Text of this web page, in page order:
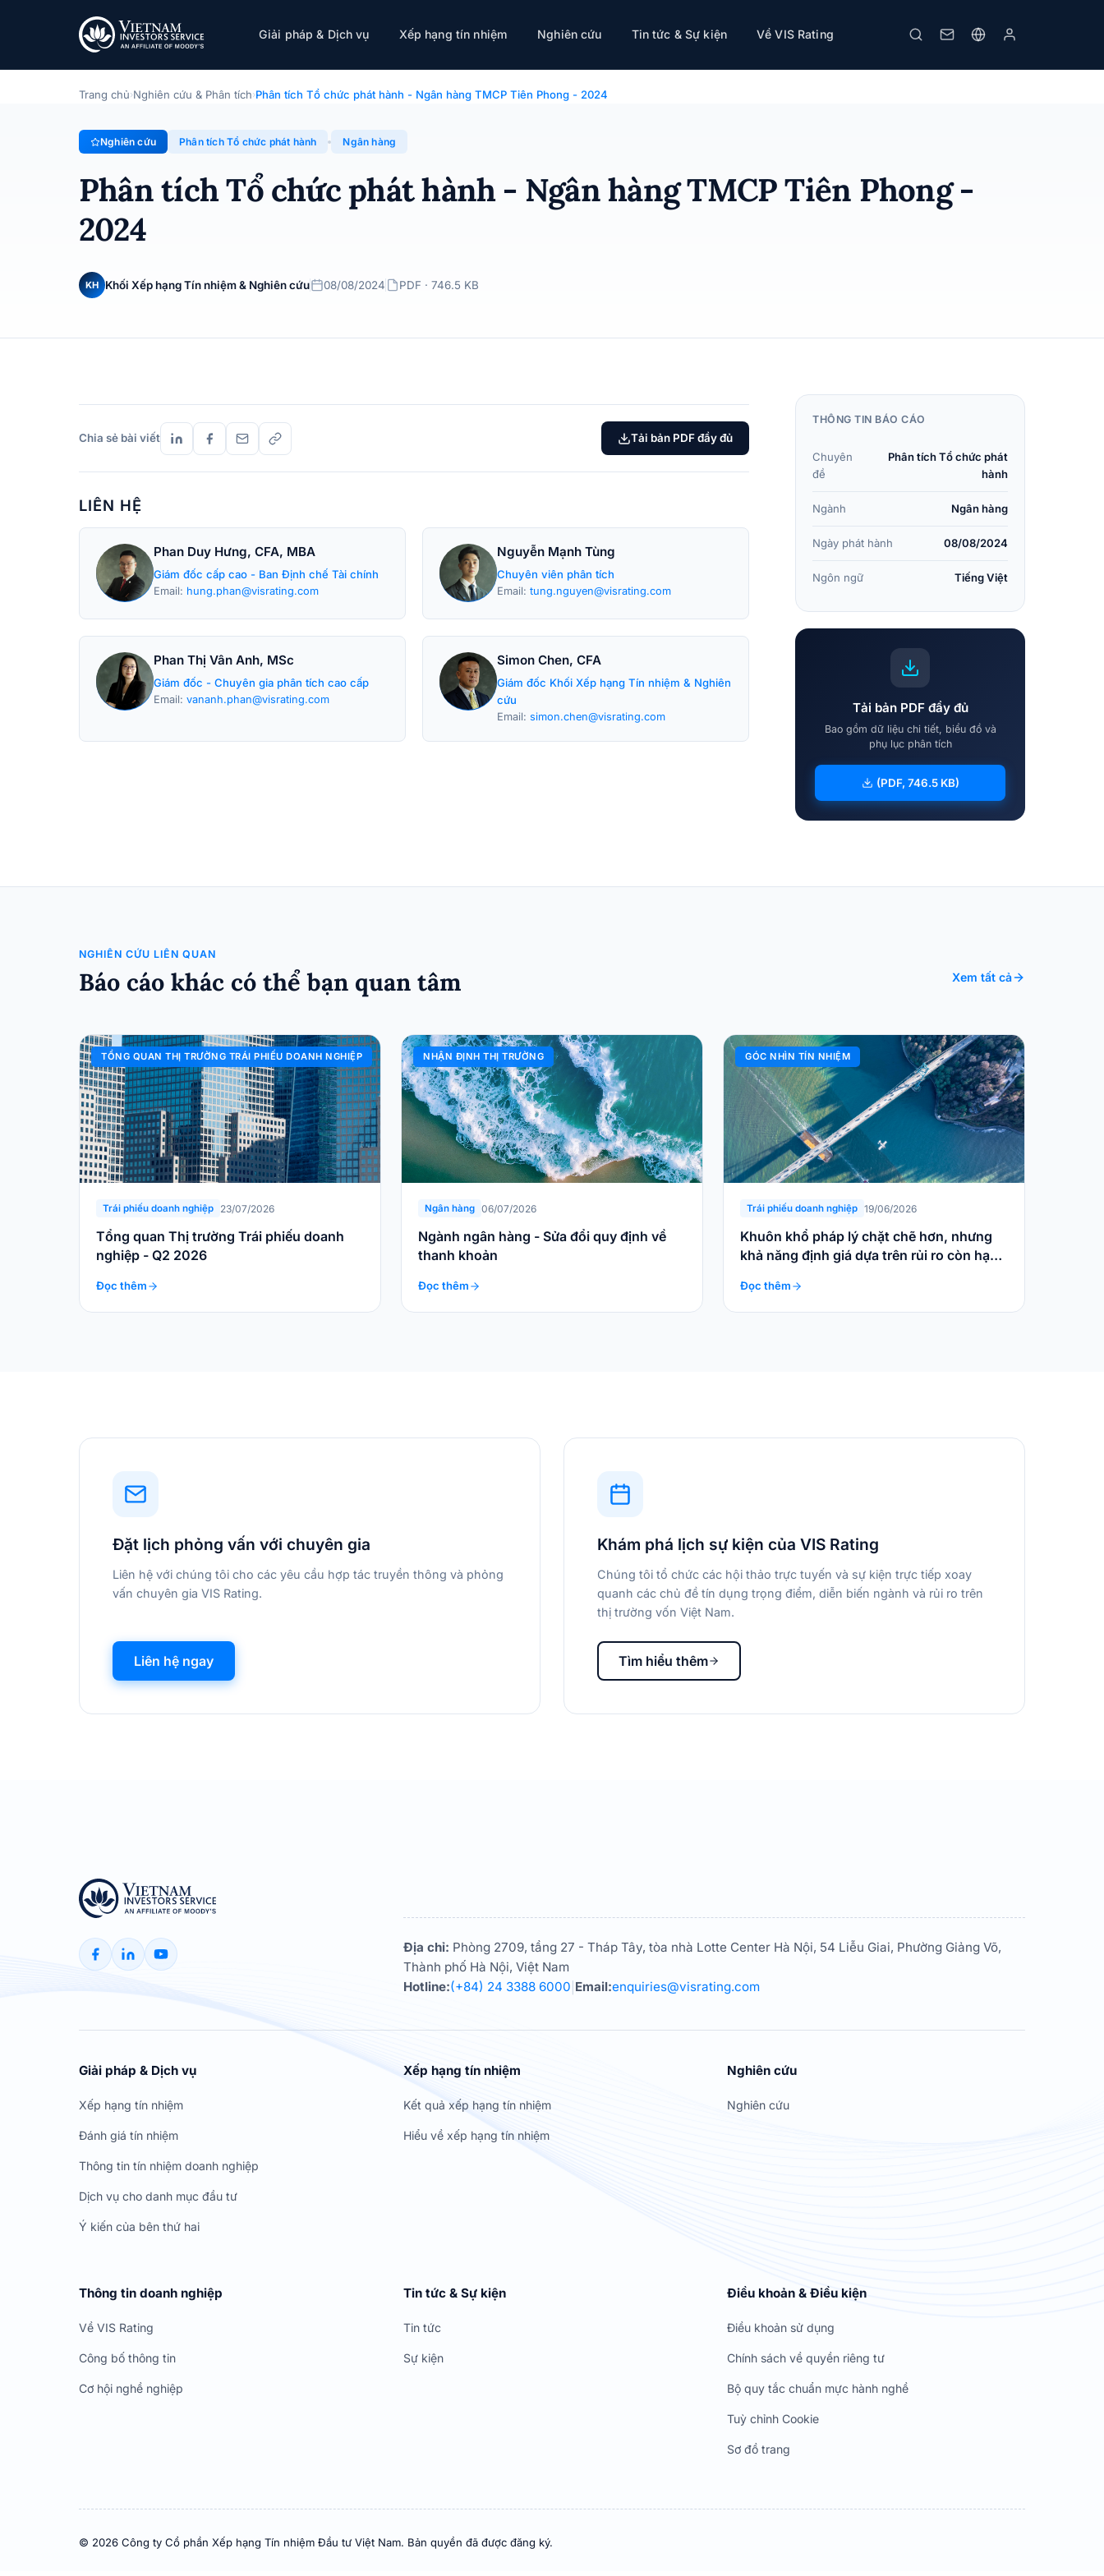
Giải pháp & Dịch vụ Xếp hạng tín nhiệm Nghiên cứu Tin tức & Sự kiện Về VIS Rating
Phân tích Tổ chức phát hành - Ngân hàng TMCP Tiên Phong - 2024
Chuyên đề · Phân tích Tổ chức phát hành · 08/08/2024
In Tải PDF
Trang chủ›Nghiên cứu & Phân tích›Phân tích Tổ chức phát hành - Ngân hàng TMCP Tiên Phong - 2024
Nghiên cứu Phân tích Tổ chức phát hành Ngân hàng
Phân tích Tổ chức phát hành - Ngân hàng TMCP Tiên Phong -
2024
KH Khối Xếp hạng Tín nhiệm & Nghiên cứu 08/08/2024 PDF · 746.5 KB
Chia sẻ bài viết Tải bản PDF đầy đủ
LIÊN HỆ
Phan Duy Hưng, CFA, MBA
Giám đốc cấp cao - Ban Định chế Tài chính
Email: hung.phan@visrating.com
Nguyễn Mạnh Tùng
Chuyên viên phân tích
Email: tung.nguyen@visrating.com
Phan Thị Vân Anh, MSc
Giám đốc - Chuyên gia phân tích cao cấp
Email: vananh.phan@visrating.com
Simon Chen, CFA
Giám đốc Khối Xếp hạng Tín nhiệm & Nghiên
cứu
Email: simon.chen@visrating.com
THÔNG TIN BÁO CÁO
Chuyên
đề
Phân tích Tổ chức phát
hành
Ngành Ngân hàng
Ngày phát hành 08/08/2024
Ngôn ngữ Tiếng Việt
Tải bản PDF đầy đủ
Bao gồm dữ liệu chi tiết, biểu đồ và
phụ lục phân tích
(PDF, 746.5 KB)
NGHIÊN CỨU LIÊN QUAN
Báo cáo khác có thể bạn quan tâm Xem tất cả
TỔNG QUAN THỊ TRƯỜNG TRÁI PHIẾU DOANH NGHIỆP
Trái phiếu doanh nghiệp 23/07/2026
Tổng quan Thị trường Trái phiếu doanh
nghiệp - Q2 2026
Đọc thêm
NHẬN ĐỊNH THỊ TRƯỜNG
Ngân hàng 06/07/2026
Ngành ngân hàng - Sửa đổi quy định về
thanh khoản
Đọc thêm
GÓC NHÌN TÍN NHIỆM
Trái phiếu doanh nghiệp 19/06/2026
Khuôn khổ pháp lý chặt chẽ hơn, nhưng
khả năng định giá dựa trên rủi ro còn hạn
Đọc thêm
Đặt lịch phỏng vấn với chuyên gia
Liên hệ với chúng tôi cho các yêu cầu hợp tác truyền thông và phỏng
vấn chuyên gia VIS Rating.
Liên hệ ngay
Khám phá lịch sự kiện của VIS Rating
Chúng tôi tổ chức các hội thảo trực tuyến và sự kiện trực tiếp xoay
quanh các chủ đề tín dụng trọng điểm, diễn biến ngành và rủi ro trên
thị trường vốn Việt Nam.
Tìm hiểu thêm
Địa chỉ: Phòng 2709, tầng 27 - Tháp Tây, tòa nhà Lotte Center Hà Nội, 54 Liễu Giai, Phường Giảng Võ,
Thành phố Hà Nội, Việt Nam
Hotline:(+84) 24 3388 6000 Email:enquiries@visrating.com
Giải pháp & Dịch vụ
Xếp hạng tín nhiệm
Đánh giá tín nhiệm
Thông tin tín nhiệm doanh nghiệp
Dịch vụ cho danh mục đầu tư
Ý kiến của bên thứ hai
Xếp hạng tín nhiệm
Kết quả xếp hạng tín nhiệm
Hiểu về xếp hạng tín nhiệm
Nghiên cứu
Nghiên cứu
Thông tin doanh nghiệp
Về VIS Rating
Công bố thông tin
Cơ hội nghề nghiệp
Tin tức & Sự kiện
Tin tức
Sự kiện
Điều khoản & Điều kiện
Điều khoản sử dụng
Chính sách về quyền riêng tư
Bộ quy tắc chuẩn mực hành nghề
Tuỳ chỉnh Cookie
Sơ đồ trang
© 2026 Công ty Cổ phần Xếp hạng Tín nhiệm Đầu tư Việt Nam. Bản quyền đã được đăng ký.